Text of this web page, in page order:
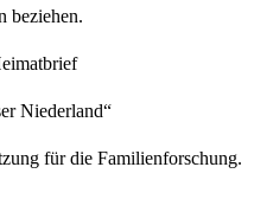
beziehen.
Niederland“
für die Familienforschung.